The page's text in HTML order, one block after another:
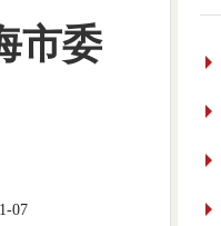
市委
07